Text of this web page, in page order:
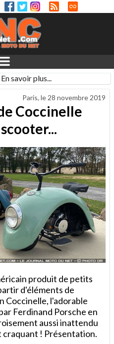
En savoir plus...
Paris, le 28 novembre 2019
Coccinelle
produit de petits
d'éléments de
Coccinelle, l'adorable
Ferdinand Porsche en
aussi inattendu
! Présentation.